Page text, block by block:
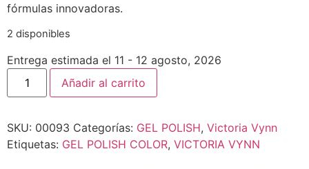
fórmulas innovadoras.
2 disponibles
Entrega estimada el 11 - 12 agosto, 2026
Añadir al carrito
SKU: 00093 Categorías: GEL POLISH, Victoria Vynn
Etiquetas: GEL POLISH COLOR, VICTORIA VYNN